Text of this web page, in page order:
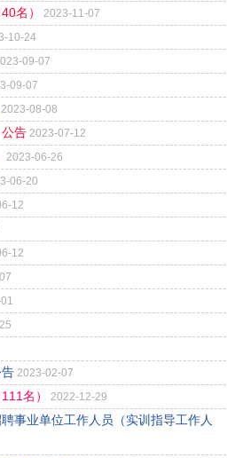
名）
2023-11-07
10-24
09-07
09-07
2023-08-08
告 2023-07-12
2023-06-26
06-20
12
12
2023-02-07
名）
2022-12-29
事业单位工作人员（实训指导工作人